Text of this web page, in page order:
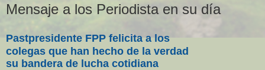
Mensaje a los Periodista en su día
Pastpresidente FPP felicita a los
colegas que han hecho de la verdad
su bandera de lucha cotidiana